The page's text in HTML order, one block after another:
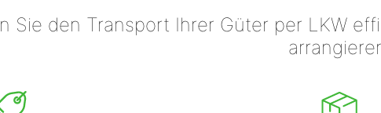
Sie den Transport Ihrer Güter per LKW